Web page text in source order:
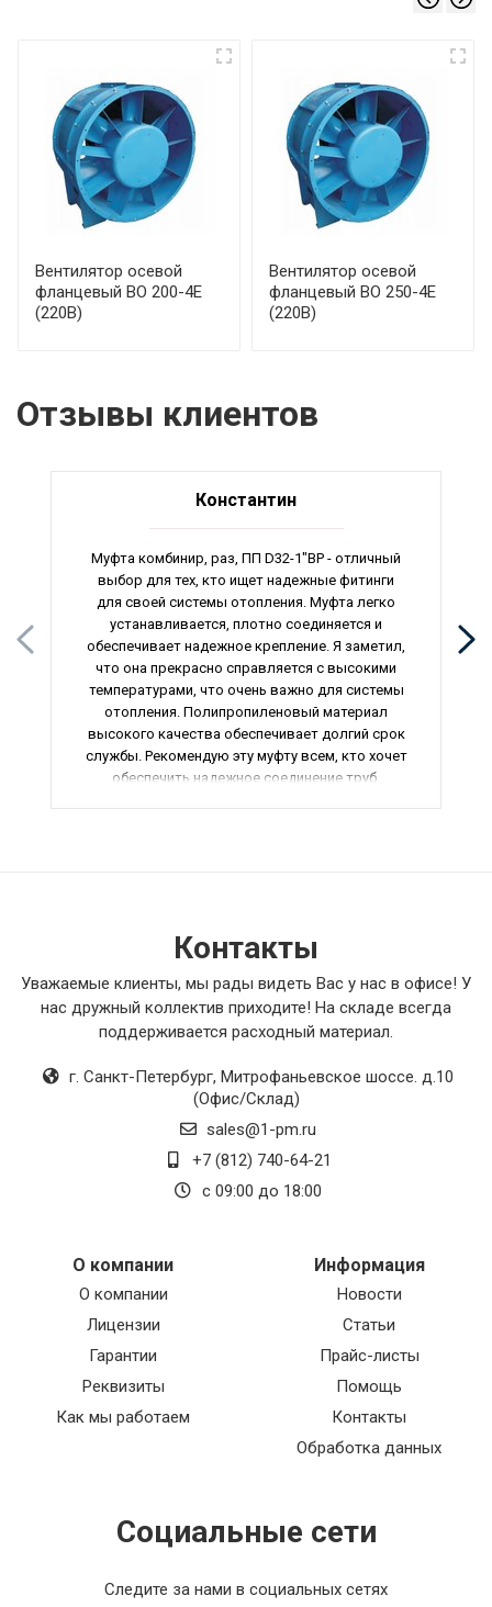
Вентилятор осевой
фланцевый ВО 200-4Е
(220В)
Вентилятор осевой
фланцевый ВО 250-4Е
(220В)
Отзывы клиентов
Константин
Муфта комбинир, раз, ПП D32-1"ВР - отличный
выбор для тех, кто ищет надежные фитинги
для своей системы отопления. Муфта легко
устанавливается, плотно соединяется и
обеспечивает надежное крепление. Я заметил,
что она прекрасно справляется с высокими
температурами, что очень важно для системы
отопления. Полипропиленовый материал
высокого качества обеспечивает долгий срок
службы. Рекомендую эту муфту всем, кто хочет
обеспечить надежное соединение труб.
Контакты
Уважаемые клиенты, мы рады видеть Вас у нас в офисе! У
нас дружный коллектив приходите! На складе всегда
поддерживается расходный материал.
г. Санкт-Петербург, Митрофаньевское шоссе. д.10
(Офис/Склад)
sales@1-pm.ru
+7 (812) 740-64-21
с 09:00 до 18:00
О компании
О компании
Лицензии
Гарантии
Реквизиты
Как мы работаем
Информация
Новости
Статьи
Прайс-листы
Помощь
Контакты
Обработка данных
Социальные сети
Следите за нами в социальных сетях